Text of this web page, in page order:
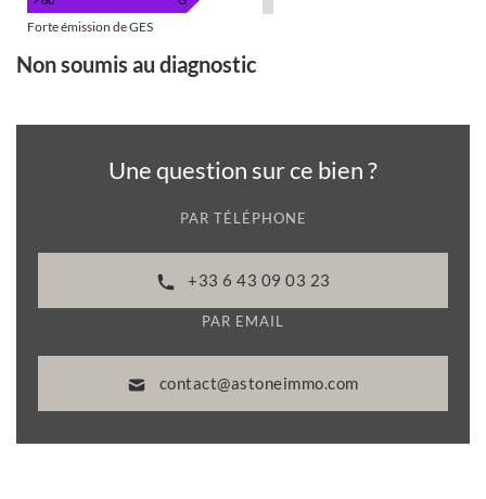
Forte émission de GES
Non soumis au diagnostic
Une question sur ce bien ?
PAR TÉLÉPHONE
+33 6 43 09 03 23
PAR EMAIL
contact@astoneimmo.com